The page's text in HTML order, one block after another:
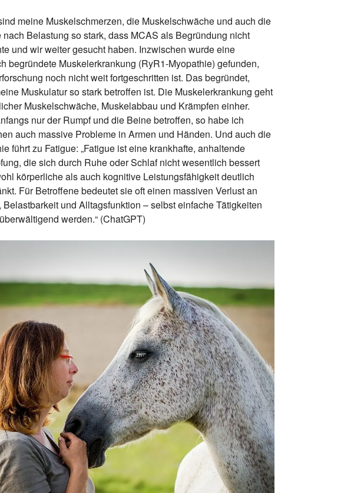
meine Muskelschmerzen, die Muskelschwäche und auch die
nach Belastung so stark, dass MCAS als Begründung nicht
und wir weiter gesucht haben. Inzwischen wurde eine
begründete Muskelerkrankung (RyR1-Myopathie) gefunden,
noch nicht weit fortgeschritten ist. Das begründet,
Muskulatur so stark betroffen ist. Die Muskelerkrankung geht
Muskelschwäche, Muskelabbau und Krämpfen einher.
nur der Rumpf und die Beine betroffen, so habe ich
auch massive Probleme in Armen und Händen. Und auch die
führt zu Fatigue: „Fatigue ist eine krankhafte, anhaltende
die sich durch Ruhe oder Schlaf nicht wesentlich bessert
körperliche als auch kognitive Leistungsfähigkeit deutlich
Für Betroffene bedeutet sie oft einen massiven Verlust an
Belastbarkeit und Alltagsfunktion – selbst einfache Tätigkeiten
werden.“ (ChatGPT)